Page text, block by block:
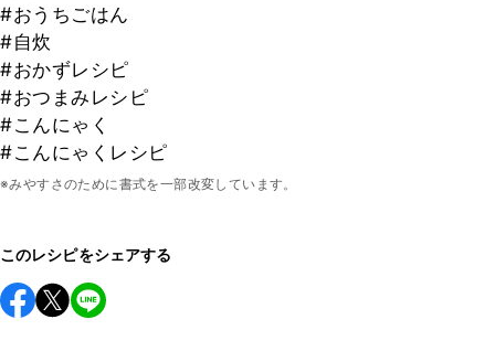
#おうちごはん
#自炊
#おかずレシピ
#おつまみレシピ
#こんにゃく
#こんにゃくレシピ
※みやすさのために書式を一部改変しています。
このレシピをシェアする